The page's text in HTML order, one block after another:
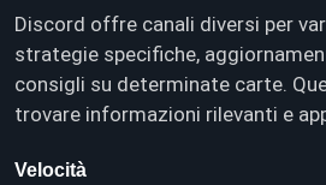
Discord offre canali diversi per
strategie specifiche,
consigli su determinate carte.
trovare informazioni rilevanti e
Velocità